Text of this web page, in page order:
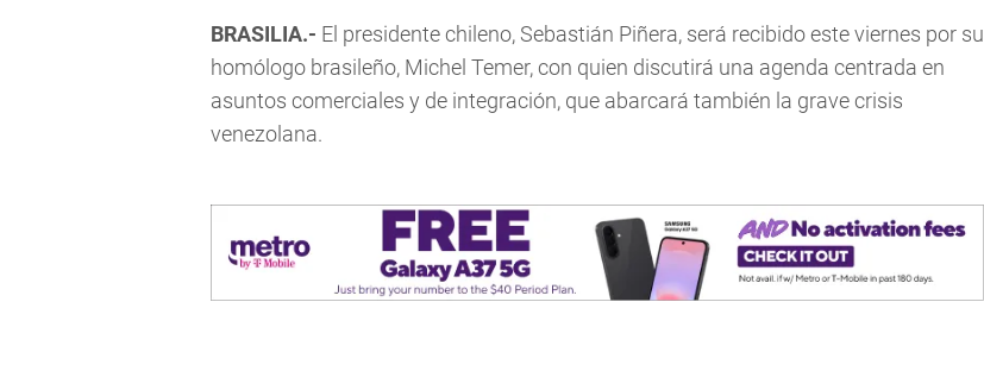
BRASILIA.- El presidente chileno, Sebastián Piñera, será recibido este viernes por su
homólogo brasileño, Michel Temer, con quien discutirá una agenda centrada en
asuntos comerciales y de integración, que abarcará también la grave crisis
venezolana.